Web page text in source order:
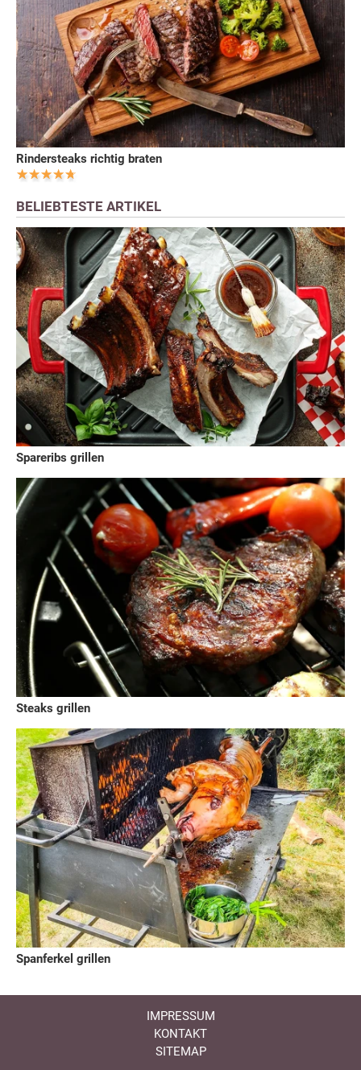
Rindersteaks richtig braten
BELIEBTESTE ARTIKEL
Spareribs grillen
Steaks grillen
Spanferkel grillen
IMPRESSUM
KONTAKT
SITEMAP